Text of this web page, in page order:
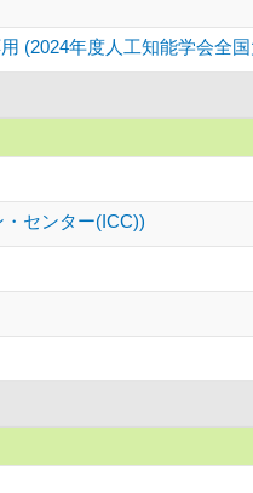
(2024年度人工知能学会全
センター(ICC))